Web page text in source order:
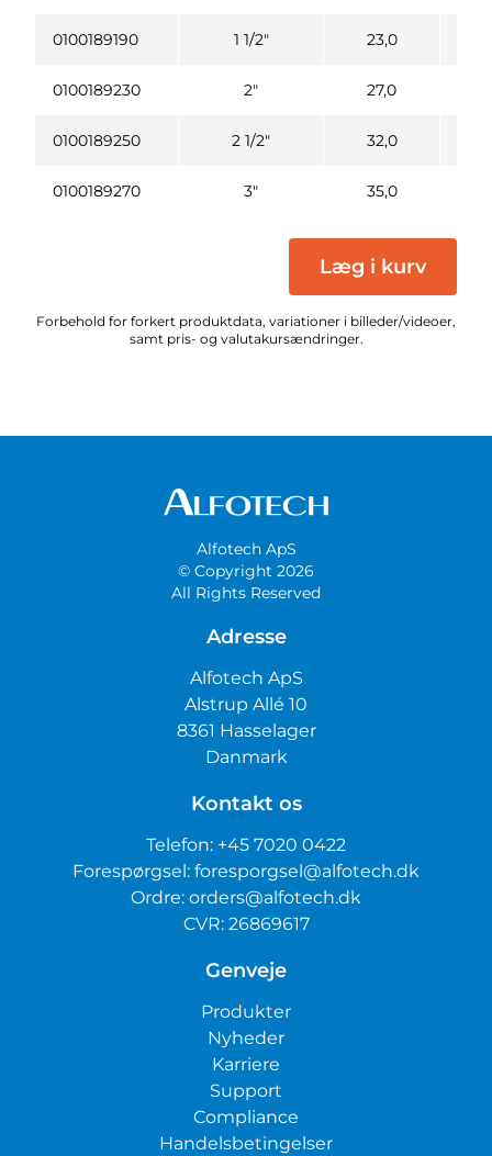
0100189190 1 1/2" 23,0
0100189230 2" 27,0
0100189250 2 1/2" 32,0
0100189270 3" 35,0
Læg i kurv
Forbehold for forkert produktdata, variationer i billeder/videoer,
samt pris- og valutakursændringer.
Alfotech ApS
© Copyright 2026
All Rights Reserved
Adresse
Alfotech ApS
Alstrup Allé 10
8361 Hasselager
Danmark
Kontakt os
Telefon: +45 7020 0422
Forespørgsel: foresporgsel@alfotech.dk
Ordre: orders@alfotech.dk
CVR: 26869617
Genveje
Produkter
Nyheder
Karriere
Support
Compliance
Handelsbetingelser